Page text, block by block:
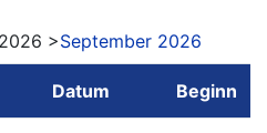
>September 2026
Datum Beginn